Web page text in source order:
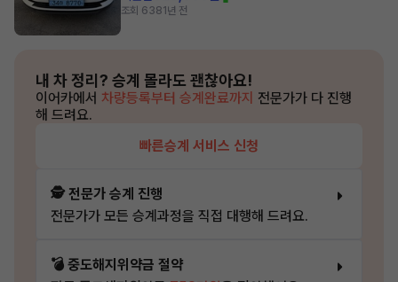
조회 6381년 전
내 차 정리? 승계 몰라도 괜찮아요!
이어카에서 차량등록부터 승계완료까지 전문가가 다 진행
해 드려요.
빠른승계 서비스 신청
🕵️ 전문가 승계 진행
전문가가 모든 승계과정을 직접 대행해 드려요.
💣 중도해지위약금 절약